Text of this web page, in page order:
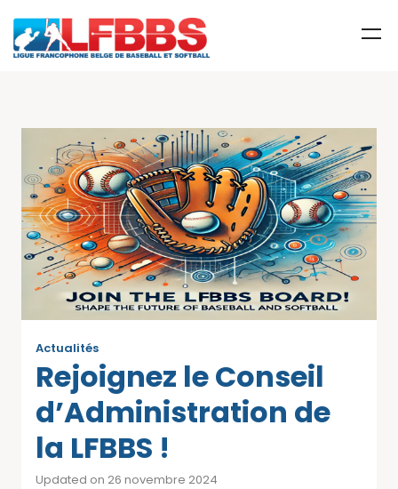
Actualités
Rejoignez le Conseil
d’Administration de
la LFBBS !
Updated on 26 novembre 2024